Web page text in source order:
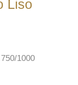
Liso
1000